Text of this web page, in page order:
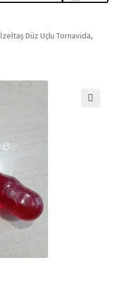
İzeltaş Düz Uçlu Tornavida,